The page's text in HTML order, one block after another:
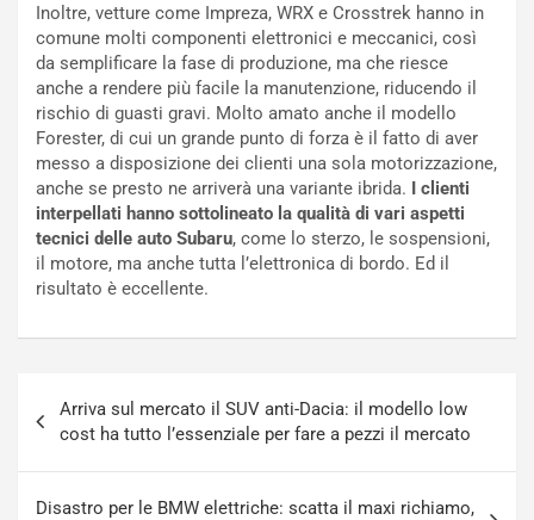
Inoltre, vetture come Impreza, WRX e Crosstrek hanno in
comune molti componenti elettronici e meccanici, così
da semplificare la fase di produzione, ma che riesce
anche a rendere più facile la manutenzione, riducendo il
rischio di guasti gravi. Molto amato anche il modello
Forester, di cui un grande punto di forza è il fatto di aver
messo a disposizione dei clienti una sola motorizzazione,
anche se presto ne arriverà una variante ibrida. I clienti
interpellati hanno sottolineato la qualità di vari aspetti
tecnici delle auto Subaru, come lo sterzo, le sospensioni,
il motore, ma anche tutta l’elettronica di bordo. Ed il
risultato è eccellente.
articoli
Arriva sul mercato il SUV anti-Dacia: il modello low
cost ha tutto l’essenziale per fare a pezzi il mercato
Disastro per le BMW elettriche: scatta il maxi richiamo,
a
C
o
s
a
N
o
u
S
p
a
v
o
e
e
R
n
o
z
V
D
E